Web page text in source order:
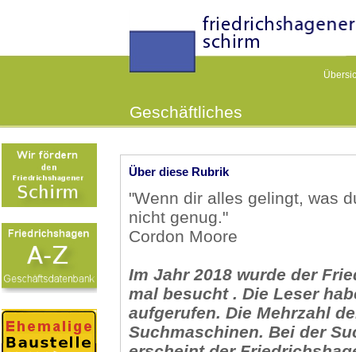
Geschäftliches
Über diese Rubrik
"Wenn dir alles gelingt, was
nicht genug."
Cordon Moore
Im Jahr 2018 wurde der
mal besucht . Die Leser
aufgerufen. Die Mehrzahl
Suchmaschinen. Bei der